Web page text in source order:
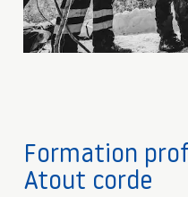
Formation
Atout corde